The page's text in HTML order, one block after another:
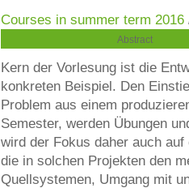
Courses in summer term 2016
Abstract
Kern der Vorlesung ist die
konkreten Beispiel. Den
Problem aus einem
Semester, werden Übungen
wird der Fokus daher auch
die in solchen Projekten den
Quellsystemen, Umgang mit